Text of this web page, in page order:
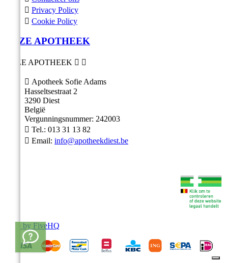
 Privacy Policy
 Cookie Policy
ONZE APOTHEEK
ONZE APOTHEEK  
 Apotheek Sofie Adams
Hasseltsestraat 2
3290 Diest
België
Vergunningsnummer: 242003
 Tel.: 013 31 13 82
 Email: info@apotheekdiest.be
Shop by FiveHQ